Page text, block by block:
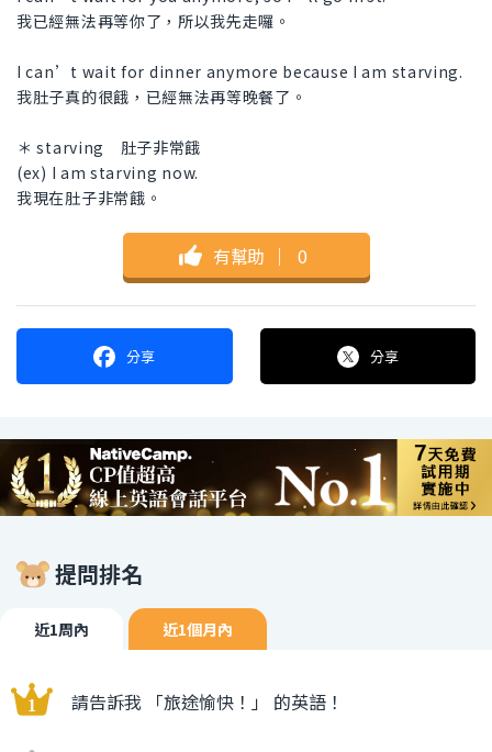
我已經無法再等你了，所以我先走囉。
I can’t wait for dinner anymore because I am starving.
我肚子真的很餓，已經無法再等晚餐了。
＊ starving 肚子非常餓
(ex) I am starving now.
我現在肚子非常餓。
有幫助 ｜ 0
分享 分享
提問排名
近1周內 近1個月內
請告訴我 「旅途愉快！」 的英語！